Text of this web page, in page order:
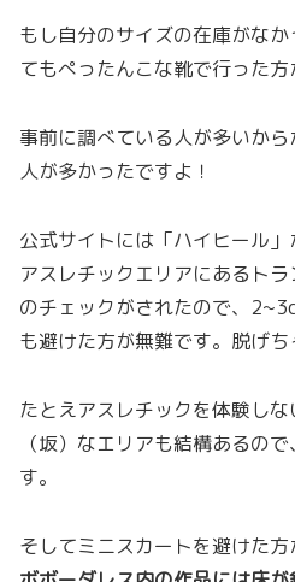
もし自分のサイズの在庫がな
てもぺったんこな靴で行った方
事前に調べている人が多いか
人が多かったですよ！
公式サイトには「ハイヒール」
アスレチックエリアにあるト
のチェックがされたので、
も避けた方が無難です。脱げ
たとえアスレチックを体験し
（坂）なエリアも結構あるの
す。
そしてミニスカートを避けた方